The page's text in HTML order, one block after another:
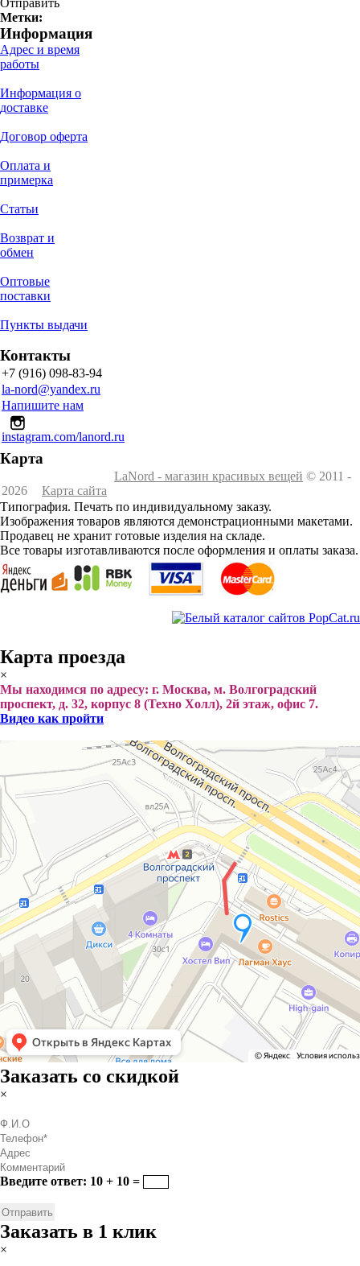
Отправить
Метки:
Информация
Адрес и время
работы
Информация о
доставке
Договор оферта
Оплата и
примерка
Статьи
Возврат и
обмен
Оптовые
поставки
Пункты выдачи
Контакты
+7 (916) 098-83-94
la-nord@yandex.ru
Напишите нам
instagram.com/lanord.ru
Карта
LaNord - магазин красивых вещей © 2011 -
2026
Карта сайта
Типография. Печать по индивидуальному заказу.
Изображения товаров являются демонстрационными макетами.
Продавец не хранит готовые изделия на складе.
Все товары изготавливаются после оформления и оплаты заказа.
Карта проезда
×
Мы находимся по адресу: г. Москва, м. Волгоградский
проспект, д. 32, корпус 8 (Техно Холл), 2й этаж, офис 7.
Видео как пройти
Заказать со скидкой
×
Введите ответ: 10 + 10 =
Заказать в 1 клик
×